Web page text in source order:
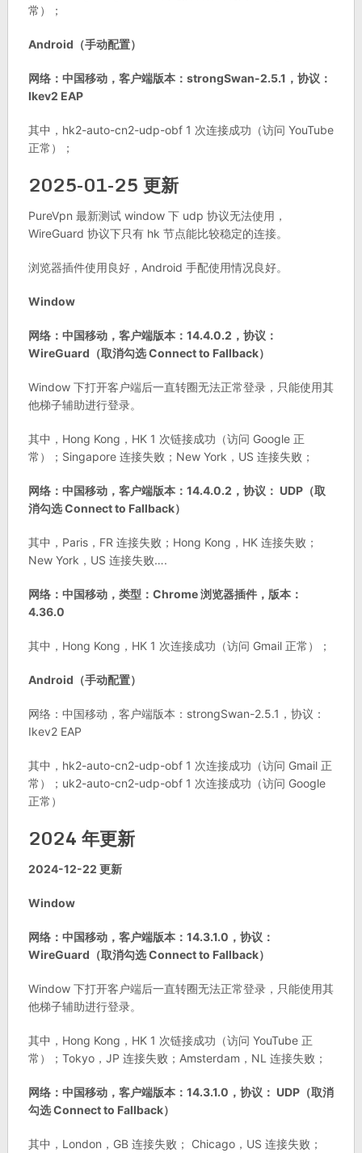
常）；
Android（手动配置）
网络：中国移动，客户端版本：strongSwan-2.5.1，协议：
Ikev2 EAP
其中，hk2-auto-cn2-udp-obf 1 次连接成功（访问 YouTube
正常）；
2025-01-25 更新
PureVpn 最新测试 window 下 udp 协议无法使用，
WireGuard 协议下只有 hk 节点能比较稳定的连接。
浏览器插件使用良好，Android 手配使用情况良好。
Window
网络：中国移动，客户端版本：14.4.0.2，协议：
WireGuard（取消勾选 Connect to Fallback）
Window 下打开客户端后一直转圈无法正常登录，只能使用其
他梯子辅助进行登录。
其中，Hong Kong，HK 1 次链接成功（访问 Google 正
常）；Singapore 连接失败；New York，US 连接失败；
网络：中国移动，客户端版本：14.4.0.2，协议： UDP（取
消勾选 Connect to Fallback）
其中，Paris，FR 连接失败；Hong Kong，HK 连接失败；
New York，US 连接失败….
网络：中国移动，类型：Chrome 浏览器插件，版本：
4.36.0
其中，Hong Kong，HK 1 次连接成功（访问 Gmail 正常）；
Android（手动配置）
网络：中国移动，客户端版本：strongSwan-2.5.1，协议：
Ikev2 EAP
其中，hk2-auto-cn2-udp-obf 1 次连接成功（访问 Gmail 正
常）；uk2-auto-cn2-udp-obf 1 次连接成功（访问 Google
正常）
2024 年更新
2024-12-22 更新
Window
网络：中国移动，客户端版本：14.3.1.0，协议：
WireGuard（取消勾选 Connect to Fallback）
Window 下打开客户端后一直转圈无法正常登录，只能使用其
他梯子辅助进行登录。
其中，Hong Kong，HK 1 次链接成功（访问 YouTube 正
常）；Tokyo，JP 连接失败；Amsterdam，NL 连接失败；
网络：中国移动，客户端版本：14.3.1.0，协议： UDP（取消
勾选 Connect to Fallback）
其中，London，GB 连接失败； Chicago，US 连接失败；